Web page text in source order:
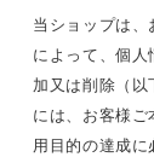
当ショップは
によって、個
加又は削除（
には、お客様ご
用目的の達成